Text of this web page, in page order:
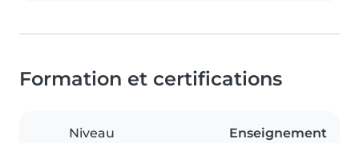
Formation et certifications
Niveau
Enseignement